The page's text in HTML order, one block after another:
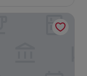
de
111 €